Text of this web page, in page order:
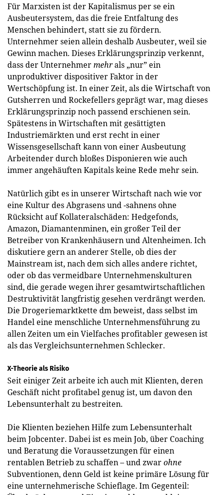
Für Marxisten ist der Kapitalismus per se ein
Ausbeutersystem, das die freie Entfaltung des
Menschen behindert, statt sie zu fördern.
Unternehmer seien allein deshalb Ausbeuter, weil sie
Gewinn machen. Dieses Erklärungsprinzip verkennt,
dass der Unternehmermehrals „nur” ein
unproduktiver dispositiver Faktor in der
Wertschöpfung ist. In einer Zeit, als die Wirtschaft von
Gutsherren und Rockefellers geprägt war, mag dieses
Erklärungsprinzip noch passend erschienen sein.
Spätestens in Wirtschaften mit gesättigten
Industriemärkten und erst recht in einer
Wissensgesellschaft kann von einer Ausbeutung
Arbeitender durch bloßes Disponieren wie auch
immer angehäuften Kapitals keine Rede mehr sein.
Natürlich gibt es in unserer Wirtschaft nach wie vor
eine Kultur des Abgrasens und -sahnens ohne
Rücksicht auf Kollateralschäden: Hedgefonds,
Amazon, Diamantenminen, ein großer Teil der
Betreiber von Krankenhäusern und Altenheimen. Ich
diskutiere gern an anderer Stelle, ob dies der
Mainstream ist, nach dem sich alles andere richtet,
oder ob das vermeidbare Unternehmenskulturen
sind, die gerade wegen ihrer gesamtwirtschaftlichen
Destruktivität langfristig gesehen verdrängt werden.
Die Drogeriemarktkette dm beweist, dass selbst im
Handel eine menschliche Unternehmensführung zu
allen Zeiten um ein Viel­faches profitabler gewesen ist
als das Vergleichsunternehmen ­Schlecker.
X-Theorie als Risiko
Seit einiger Zeit arbeite ich auch mit Klienten, deren
Geschäft nicht profitabel genug ist, um davon den
Lebensunterhalt zu bestreiten.
Die Klienten beziehen Hilfe zum Lebensunterhalt
beim Jobcenter. Dabei ist es mein Job, über Coaching
und Beratung die Voraussetzungen für einen
rentablen Betrieb zu schaffen – und zwarohne
Subventionen, denn Geld ist keine primäre Lösung für
eine unternehmerische Schieflage. Im Gegenteil: